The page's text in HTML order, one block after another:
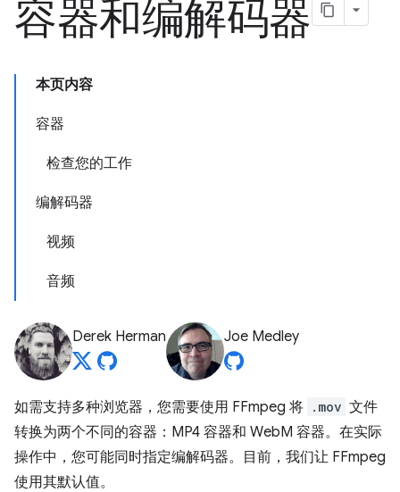
容器和编解码器
本页内容
容器
检查您的工作
编解码器
视频
音频
Derek Herman Joe Medley
如需支持多种浏览器，您需要使用 FFmpeg 将 .mov 文件
转换为两个不同的容器：MP4 容器和 WebM 容器。在实际
操作中，您可能同时指定编解码器。目前，我们让 FFmpeg
使用其默认值。